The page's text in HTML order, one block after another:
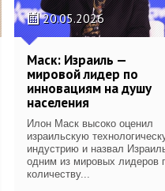
20.05.2026
Маск: Израиль —
мировой лидер по
инновациям на душу
населения
Илон Маск высоко оценил
израильскую
индустрию и назвал
одним из мировых лидеров
количеству...